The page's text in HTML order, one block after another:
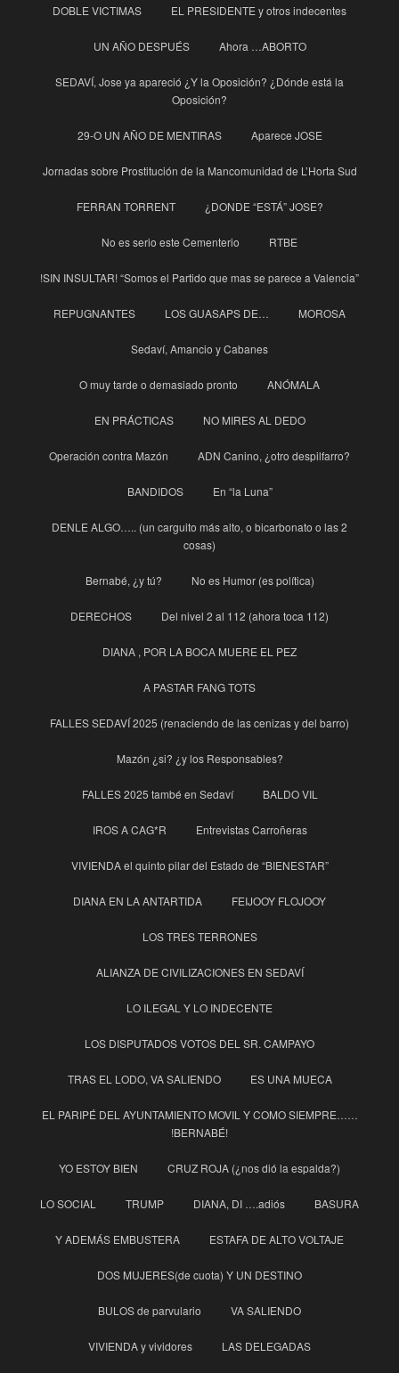
DOBLE VICTIMAS EL PRESIDENTE y otros indecentes
UN AÑO DESPUÉS Ahora …ABORTO
SEDAVÍ, Jose ya apareció ¿Y la Oposición? ¿Dónde está la
Oposición?
29-O UN AÑO DE MENTIRAS Aparece JOSE
Jornadas sobre Prostitución de la Mancomunidad de L’Horta Sud
FERRAN TORRENT ¿DONDE “ESTÁ” JOSE?
No es serio este Cementerio RTBE
!SIN INSULTAR! “Somos el Partido que mas se parece a Valencia”
REPUGNANTES LOS GUASAPS DE… MOROSA
Sedaví, Amancio y Cabanes
O muy tarde o demasiado pronto ANÓMALA
EN PRÁCTICAS NO MIRES AL DEDO
Operación contra Mazón ADN Canino, ¿otro despilfarro?
BANDIDOS En “la Luna”
DENLE ALGO….. (un carguito más alto, o bicarbonato o las 2
cosas)
Bernabé, ¿y tú? No es Humor (es política)
DERECHOS Del nivel 2 al 112 (ahora toca 112)
DIANA , POR LA BOCA MUERE EL PEZ
A PASTAR FANG TOTS
FALLES SEDAVÍ 2025 (renaciendo de las cenizas y del barro)
Mazón ¿si? ¿y los Responsables?
FALLES 2025 també en Sedaví BALDO VIL
IROS A CAG*R Entrevistas Carroñeras
VIVIENDA el quinto pilar del Estado de “BIENESTAR”
DIANA EN LA ANTARTIDA FEIJOOY FLOJOOY
LOS TRES TERRONES
ALIANZA DE CIVILIZACIONES EN SEDAVÍ
LO ILEGAL Y LO INDECENTE
LOS DISPUTADOS VOTOS DEL SR. CAMPAYO
TRAS EL LODO, VA SALIENDO ES UNA MUECA
EL PARIPÉ DEL AYUNTAMIENTO MOVIL Y COMO SIEMPRE……
!BERNABÉ!
YO ESTOY BIEN CRUZ ROJA (¿nos dió la espalda?)
LO SOCIAL TRUMP DIANA, DI ….adiós BASURA
Y ADEMÁS EMBUSTERA ESTAFA DE ALTO VOLTAJE
DOS MUJERES(de cuota) Y UN DESTINO
BULOS de parvulario VA SALIENDO
VIVIENDA y vividores LAS DELEGADAS